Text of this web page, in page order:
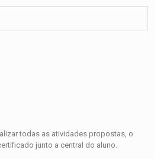
todas as atividades propostas, o
junto a central do aluno.